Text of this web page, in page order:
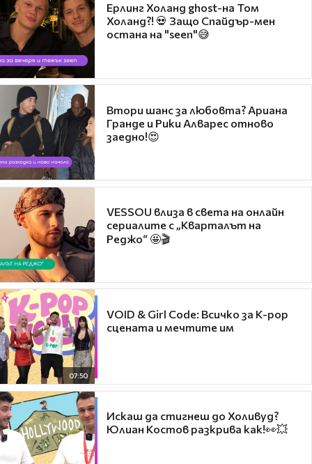
Ерлинг Холанд ghost-на Том
Холанд?! 💀 Защо Спайдър-мен
остана на "seen"😅
Втори шанс за любовта? Ариана
Гранде и Рики Алварес отново
заедно!😍
VESSOU влиза в света на онлайн
сериалите с „Кварталът на
Реджо“ 🤩🎬
07:50
VOID & Girl Code: Всичко за K-pop
сцената и мечтите им
Искаш да стигнеш до Холивуд?
Юлиан Костов разкрива как!👀💥